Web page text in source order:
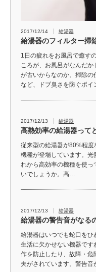
2017/12/14 給湯器
給湯器のフィルター掃
1日の疲れをお風呂で癒す
ころが、お風呂がなんだ
が古いからなのか、掃除
など、ドブ臭さを防ぐポイ
2017/12/13 給湯器
高熱効率の給湯器って
従来型の給湯器が80%程
機種が登場しています。光
れから高効率の機種を使っ
いでしょうか。高…
2017/12/13 給湯器
給湯器の警告音がなる
給湯器はいつでも蛇口を
生活に欠かせない機器で
作を防止したり、故障・危
夫がされています。警告音